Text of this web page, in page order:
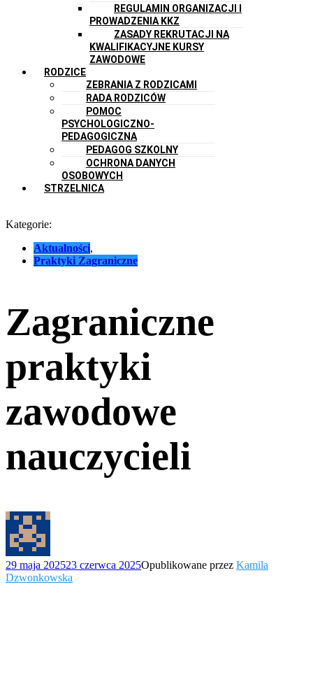
REGULAMIN ORGANIZACJI I
PROWADZENIA KKZ
ZASADY REKRUTACJI NA
KWALIFIKACYJNE KURSY
ZAWODOWE
RODZICE
ZEBRANIA Z RODZICAMI
RADA RODZICÓW
POMOC
PSYCHOLOGICZNO-
PEDAGOGICZNA
PEDAGOG SZKOLNY
OCHRONA DANYCH
OSOBOWYCH
STRZELNICA
Kategorie:
Aktualności,
Praktyki Zagraniczne
Zagraniczne
praktyki
zawodowe
nauczycieli
29 maja 202523 czerwca 2025Opublikowane przez Kamila
Dzwonkowska